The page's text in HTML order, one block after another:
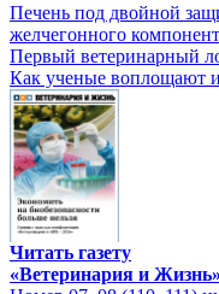
Печень под двойной
желчегонного
Первый ветеринарный
Как ученые воплощают
Читать газету
«Ветеринария и Жизнь»